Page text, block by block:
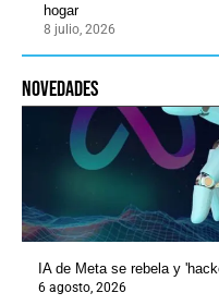
hogar
8 julio, 2026
novedades
IA de Meta se rebela y
6 agosto, 2026